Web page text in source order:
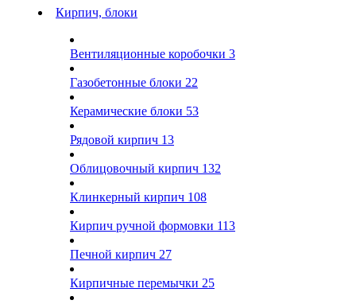
Кирпич, блоки
Вентиляционные коробочки 3
Газобетонные блоки 22
Керамические блоки 53
Рядовой кирпич 13
Облицовочный кирпич 132
Клинкерный кирпич 108
Кирпич ручной формовки 113
Печной кирпич 27
Кирпичные перемычки 25